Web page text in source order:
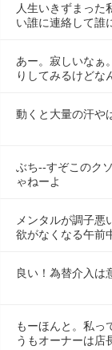
人生いきずまった
い誰に連絡して誰
あー。寂しいなぁ
りしてみるけどな
動くと大量の汗や
ぶち--すぞこのク
ゃねーよ
メンタルが調子悪
欲がなくなる午前
良い！為替介入は
もーほんと。私っ
うもオーナーは店